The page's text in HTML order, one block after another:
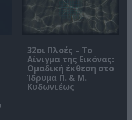
32οι Πλοές – Το
Αίνιγμα της Εικόνας:
Ομαδική έκθεση στο
Ίδρυμα Π. & Μ.
Κυδωνιέως